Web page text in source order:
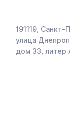
191119, Санкт-
улица
дом 33, литер